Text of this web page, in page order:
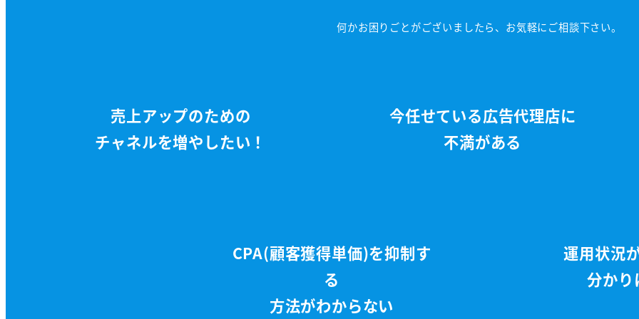
何かお困りごとがございましたら、お気軽にご相談下さい。
売上アップのための
チャネルを増やしたい！
今任せている広告代理店に
不満がある
CPA(顧客獲得単価)を抑制す
る
方法がわからない
運用状況
分かり